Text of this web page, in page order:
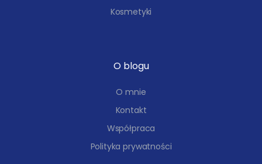
Kosmetyki
O blogu
O mnie
Kontakt
Współpraca
Polityka prywatności